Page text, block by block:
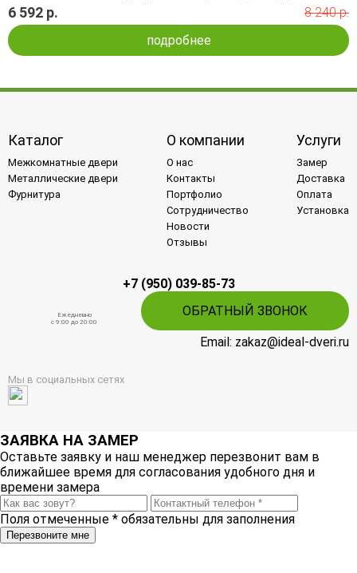
6 592 р.
8 240 р.
подробнее
Каталог
Межкомнатные двери
Металлические двери
Фурнитура
О компании
О нас
Контакты
Портфолио
Сотрудничество
Новости
Отзывы
Услуги
Замер
Доставка
Оплата
Установка
+7 (950) 039-85-73
Ежедневно
c 9:00 до 20:00
ОБРАТНЫЙ ЗВОНОК
Email: zakaz@ideal-dveri.ru
Мы в социальных сетях
ЗАЯВКА НА ЗАМЕР
Оставьте заявку и наш менеджер перезвонит вам в
ближайшее время для согласования удобного дня и
времени замера
Поля отмеченные * обязательны для заполнения